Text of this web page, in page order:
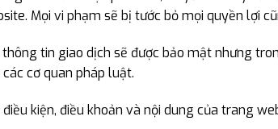
Mọi vi phạm sẽ bị tước bỏ mọi quyền lợi
thông tin giao dịch sẽ được bảo mật nhưng
các cơ quan pháp luật.
điều kiện, điều khoản và nội dung của trang